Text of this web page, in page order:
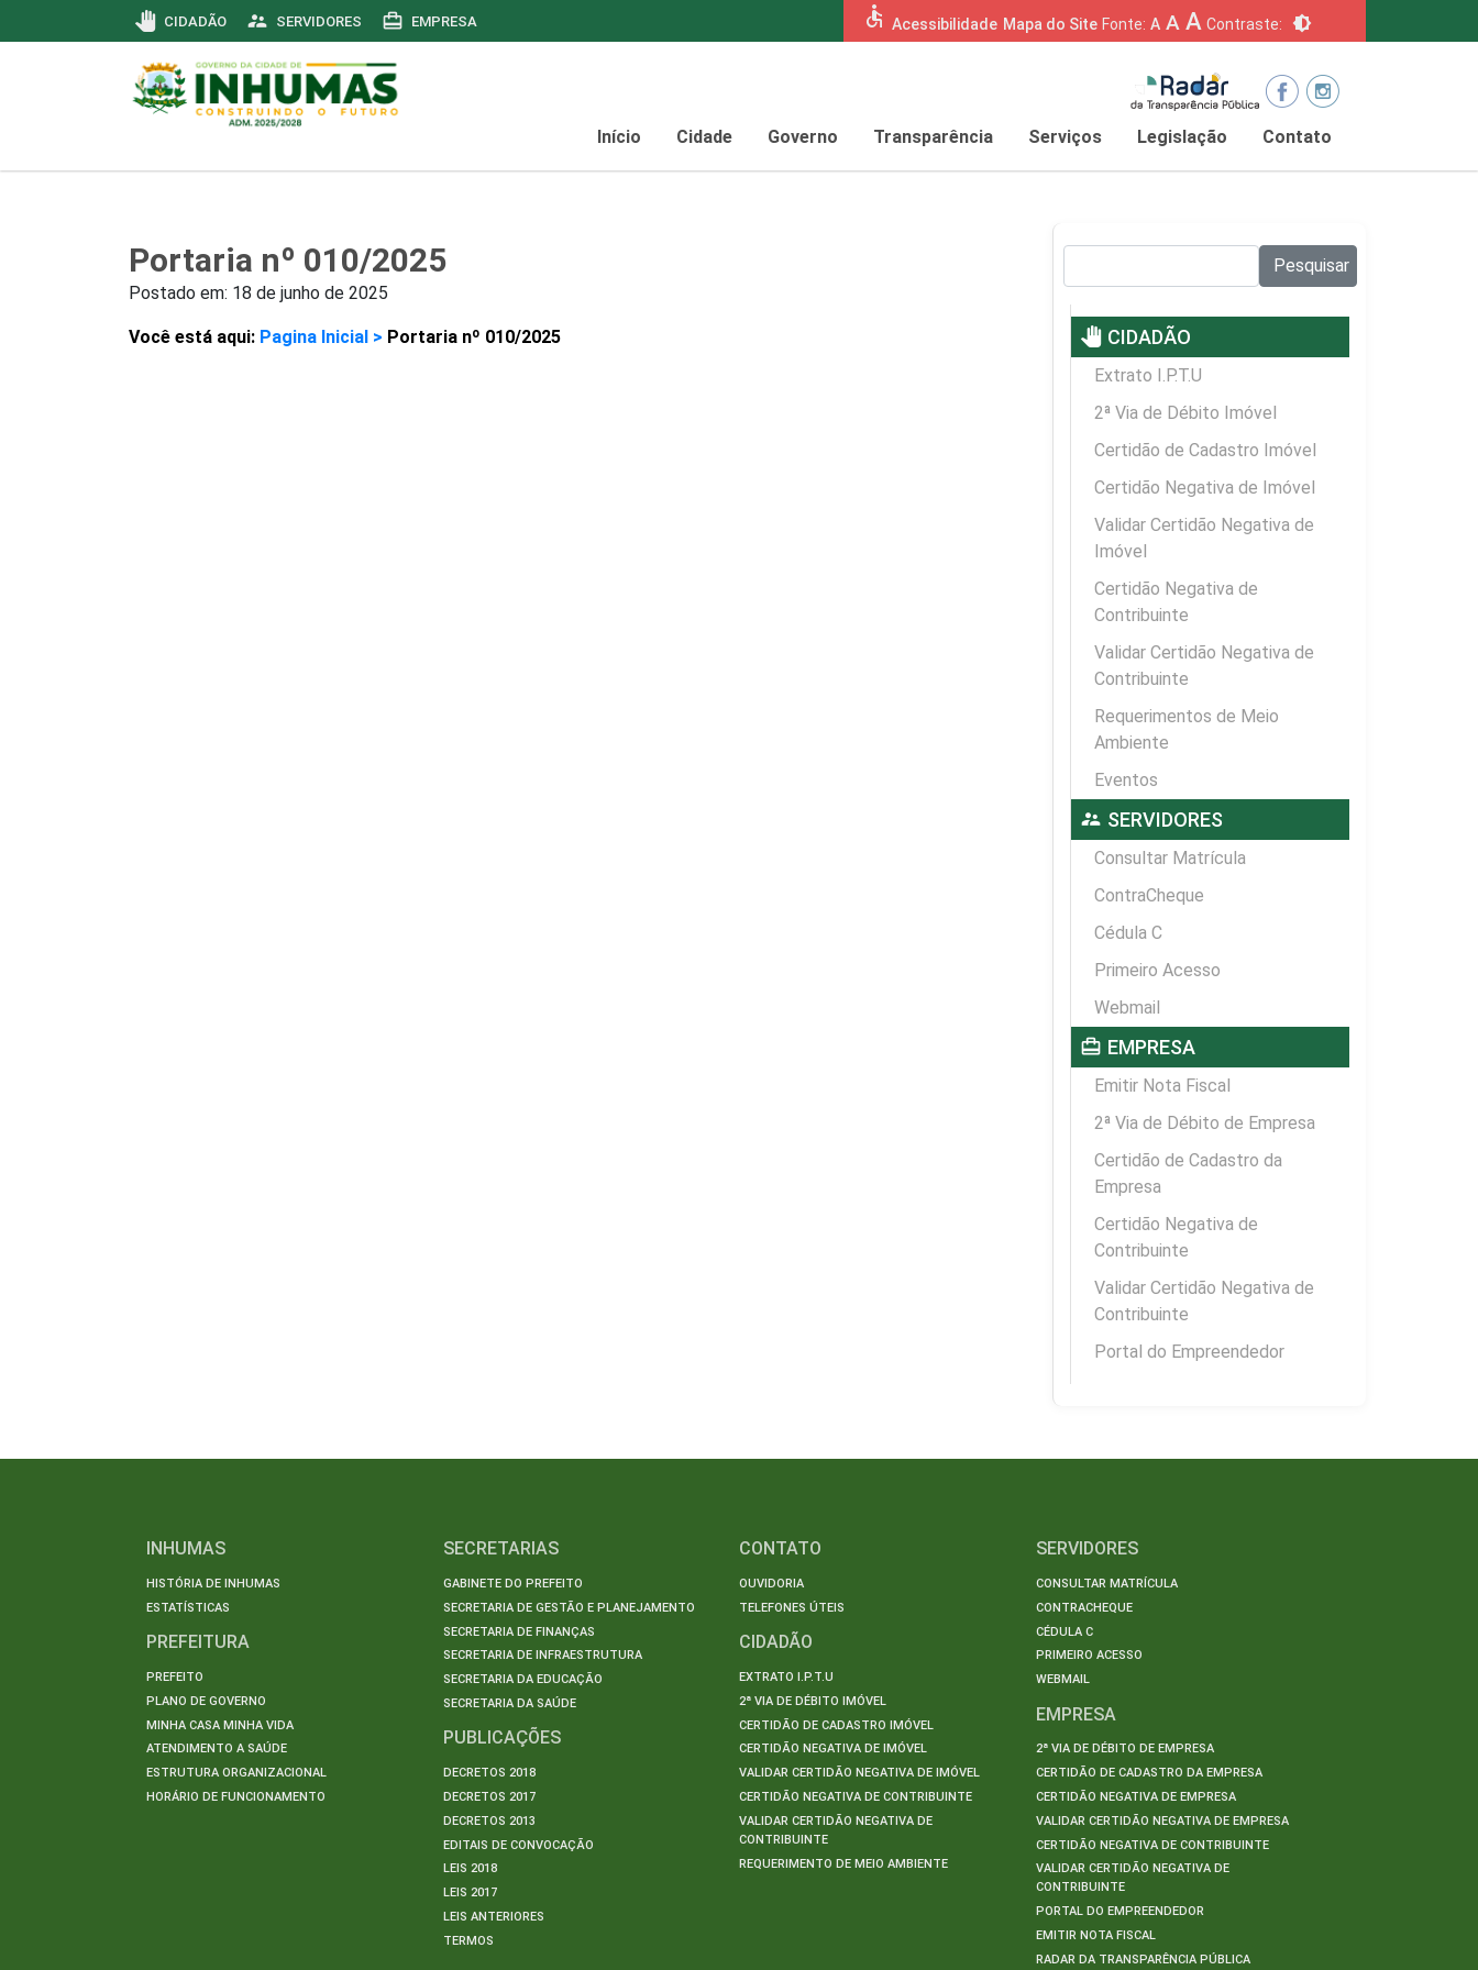
pan_tool CIDADÃO supervisor_account SERVIDORES card_travel EMPRESA accessible Acessibilidade Mapa do Site Fonte: A A A Contraste: brightness_6
Início Cidade Governo Transparência Serviços Legislação Contato
Portaria nº 010/2025
Postado em: 18 de junho de 2025
Você está aqui: Pagina Inicial > Portaria nº 010/2025
Pesquisar
pan_tool CIDADÃO
Extrato I.P.T.U
2ª Via de Débito Imóvel
Certidão de Cadastro Imóvel
Certidão Negativa de Imóvel
Validar Certidão Negativa de
Imóvel
Certidão Negativa de
Contribuinte
Validar Certidão Negativa de
Contribuinte
Requerimentos de Meio
Ambiente
Eventos
supervisor_account SERVIDORES
Consultar Matrícula
ContraCheque
Cédula C
Primeiro Acesso
Webmail
card_travel EMPRESA
Emitir Nota Fiscal
2ª Via de Débito de Empresa
Certidão de Cadastro da
Empresa
Certidão Negativa de
Contribuinte
Validar Certidão Negativa de
Contribuinte
Portal do Empreendedor
INHUMAS
HISTÓRIA DE INHUMAS
ESTATÍSTICAS
PREFEITURA
PREFEITO
PLANO DE GOVERNO
MINHA CASA MINHA VIDA
ATENDIMENTO A SAÚDE
ESTRUTURA ORGANIZACIONAL
HORÁRIO DE FUNCIONAMENTO
SECRETARIAS
GABINETE DO PREFEITO
SECRETARIA DE GESTÃO E PLANEJAMENTO
SECRETARIA DE FINANÇAS
SECRETARIA DE INFRAESTRUTURA
SECRETARIA DA EDUCAÇÃO
SECRETARIA DA SAÚDE
PUBLICAÇÕES
DECRETOS 2018
DECRETOS 2017
DECRETOS 2013
EDITAIS DE CONVOCAÇÃO
LEIS 2018
LEIS 2017
LEIS ANTERIORES
TERMOS
CONTATO
OUVIDORIA
TELEFONES ÚTEIS
CIDADÃO
EXTRATO I.P.T.U
2ª VIA DE DÉBITO IMÓVEL
CERTIDÃO DE CADASTRO IMÓVEL
CERTIDÃO NEGATIVA DE IMÓVEL
VALIDAR CERTIDÃO NEGATIVA DE IMÓVEL
CERTIDÃO NEGATIVA DE CONTRIBUINTE
VALIDAR CERTIDÃO NEGATIVA DE
CONTRIBUINTE
REQUERIMENTO DE MEIO AMBIENTE
SERVIDORES
CONSULTAR MATRÍCULA
CONTRACHEQUE
CÉDULA C
PRIMEIRO ACESSO
WEBMAIL
EMPRESA
2ª VIA DE DÉBITO DE EMPRESA
CERTIDÃO DE CADASTRO DA EMPRESA
CERTIDÃO NEGATIVA DE EMPRESA
VALIDAR CERTIDÃO NEGATIVA DE EMPRESA
CERTIDÃO NEGATIVA DE CONTRIBUINTE
VALIDAR CERTIDÃO NEGATIVA DE
CONTRIBUINTE
PORTAL DO EMPREENDEDOR
EMITIR NOTA FISCAL
RADAR DA TRANSPARÊNCIA PÚBLICA